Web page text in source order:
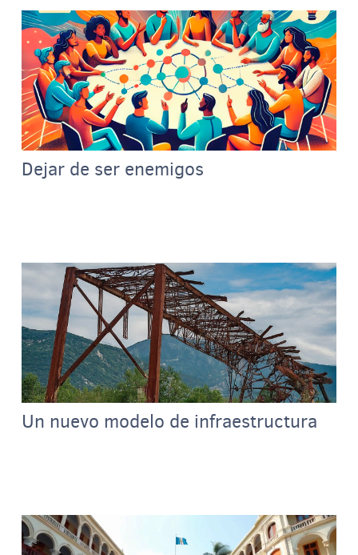
Dejar de ser enemigos
Un nuevo modelo de infraestructura